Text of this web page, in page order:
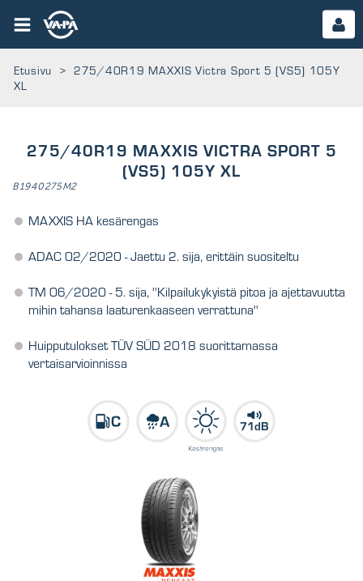
Etusivu > 275/40R19 MAXXIS Victra Sport 5 (VS5) 105Y
XL
275/40R19 MAXXIS VICTRA SPORT 5
(VS5) 105Y XL
B1940275M2
MAXXIS HA kesärengas
ADAC 02/2020 - Jaettu 2. sija, erittäin suositeltu
TM 06/2020 - 5. sija, ''Kilpailukykyistä pitoa ja ajettavuutta
mihin tahansa laaturenkaaseen verrattuna''
Huipputulokset TÜV SÜD 2018 suorittamassa
vertaisarvioinnissa
71dB